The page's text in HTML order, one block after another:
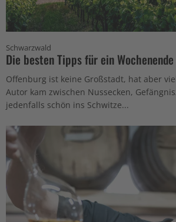
Schwarzwald
Die besten Tipps für ein
Offenburg ist keine Großstadt, hat aber
Autor kam zwischen Nussecken,
jedenfalls schön ins Schwitze...